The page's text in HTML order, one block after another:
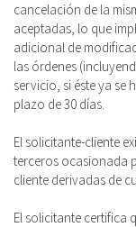
cancelación de la
aceptadas, lo que
adicional de
las órdenes
servicio, si éste ya se
plazo de 30 días.
El solicitante-cliente
terceros ocasionada
cliente derivadas de
El solicitante certifica